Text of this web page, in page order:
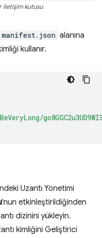
iletişim kutusu
manifest.json alanına
kullanır.
Uzantı Yönetimi
'nun etkinleştirildiğinden
dizinini yükleyin.
kimliğini Geliştirici